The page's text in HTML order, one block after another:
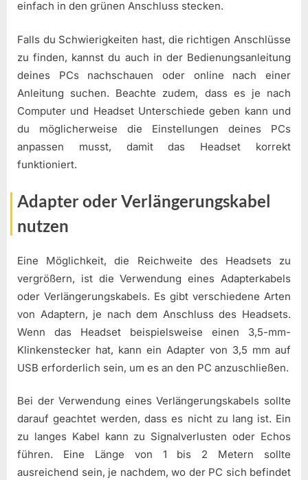
einfach in den grünen Anschluss stecken.
Falls du Schwierigkeiten hast, die richtigen Anschlüsse
zu finden, kannst du auch in der Bedienungsanleitung
deines PCs nachschauen oder online nach einer
Anleitung suchen. Beachte zudem, dass es je nach
Computer und Headset Unterschiede geben kann und
du möglicherweise die Einstellungen deines PCs
anpassen musst, damit das Headset korrekt
funktioniert.
Adapter oder Verlängerungskabel
nutzen
Eine Möglichkeit, die Reichweite des Headsets zu
vergrößern, ist die Verwendung eines Adapterkabels
oder Verlängerungskabels. Es gibt verschiedene Arten
von Adaptern, je nach dem Anschluss des Headsets.
Wenn das Headset beispielsweise einen 3,5-mm-
Klinkenstecker hat, kann ein Adapter von 3,5 mm auf
USB erforderlich sein, um es an den PC anzuschließen.
Bei der Verwendung eines Verlängerungskabels sollte
darauf geachtet werden, dass es nicht zu lang ist. Ein
zu langes Kabel kann zu Signalverlusten oder Echos
führen. Eine Länge von 1 bis 2 Metern sollte
ausreichend sein, je nachdem, wo der PC sich befindet